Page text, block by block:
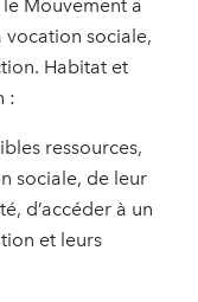
Mouvement a
sociale,
Habitat et
:
ressources,
sociale, de leur
d’accéder à un
et leurs